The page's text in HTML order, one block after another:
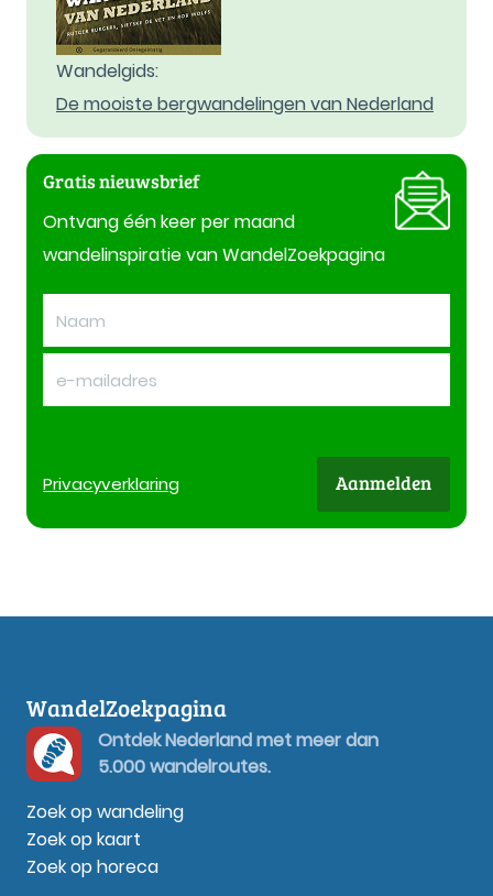
Wandelgids:
De mooiste bergwandelingen van Nederland
Gratis nieuwsbrief
Ontvang één keer per maand
wandelinspiratie van WandelZoekpagina
Privacyverklaring Aanmelden
WandelZoekpagina
Ontdek Nederland met meer dan
5.000 wandelroutes.
Zoek op wandeling
Zoek op kaart
Zoek op horeca